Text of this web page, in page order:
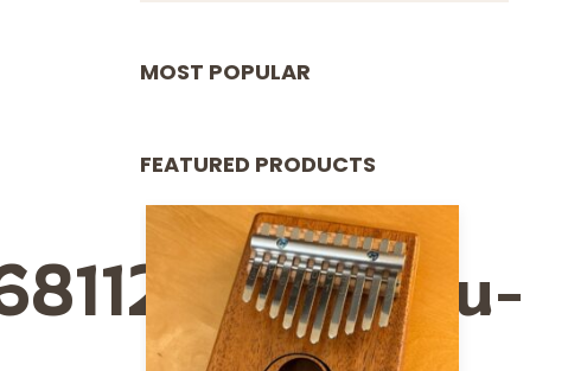
povyshu-
MOST POPULAR
FEATURED PRODUCTS